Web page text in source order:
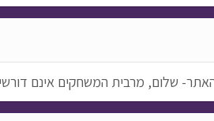
שלום, מרבית המשחקים אינם